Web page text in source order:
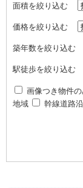
面積を絞り込む
価格を絞り込む
築年数を絞り込む
駅徒歩を絞り込む
画像つき物件
地域
幹線道路